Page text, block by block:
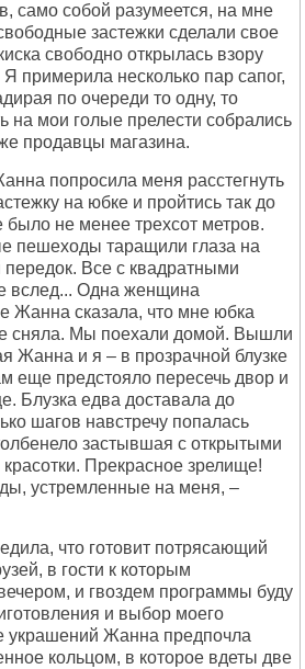
само собой разумеется, на мне
застежки сделали свое
свободно открылась взору
примерила несколько пар сапог,
по очереди то одну, то
на мои голые прелести собрались
продавцы магазина.
попросила меня расстегнуть
на юбке и пройтись так до
было не менее трехсот метров.
пешеходы таращили глаза на
Все с квадратными
вслед... Одна женщина
Жанна сказала, что мне юбка
сняла. Мы поехали домой. Вышли
Жанна и я – в прозрачной блузке
еще предстояло пересечь двор и
Блузка едва доставала до
шагов навстречу попалась
застывшая с открытыми
Прекрасное зрелище!
устремленные на меня, –
что готовит потрясающий
в гости к которым
и гвоздем программы буду
и выбор моего
украшений Жанна предпочла
кольцом, в которое вдеты две